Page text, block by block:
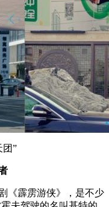
团”
《霹雳游侠》，是不少